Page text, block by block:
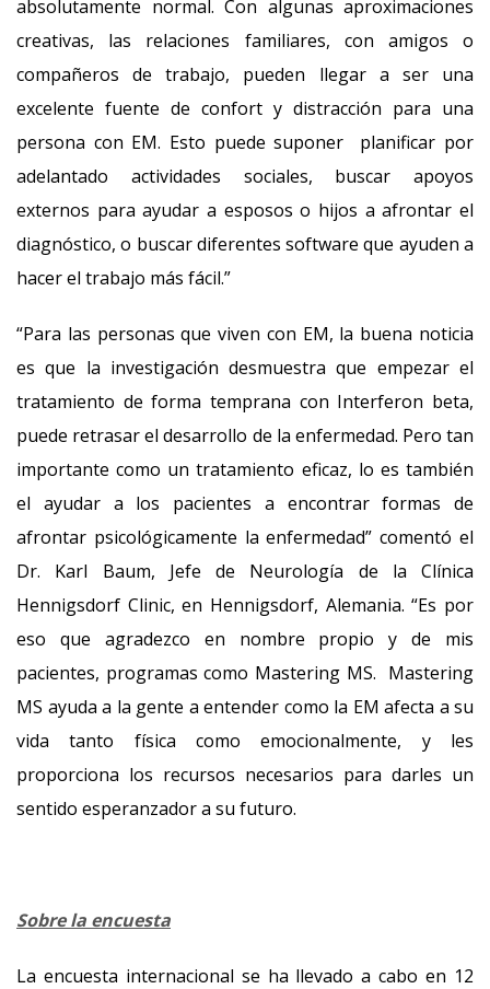
absolutamente normal. Con algunas aproximaciones
creativas, las relaciones familiares, con amigos o
compañeros de trabajo, pueden llegar a ser una
excelente fuente de confort y distracción para una
persona con EM. Esto puede suponer planificar por
adelantado actividades sociales, buscar apoyos
externos para ayudar a esposos o hijos a afrontar el
diagnóstico, o buscar diferentes software que ayuden a
hacer el trabajo más fácil.”
“Para las personas que viven con EM, la buena noticia
es que la investigación desmuestra que empezar el
tratamiento de forma temprana con Interferon beta,
puede retrasar el desarrollo de la enfermedad. Pero tan
importante como un tratamiento eficaz, lo es también
el ayudar a los pacientes a encontrar formas de
afrontar psicológicamente la enfermedad” comentó el
Dr. Karl Baum, Jefe de Neurología de la Clínica
Hennigsdorf Clinic, en Hennigsdorf, Alemania. “Es por
eso que agradezco en nombre propio y de mis
pacientes, programas como Mastering MS. Mastering
MS ayuda a la gente a entender como la EM afecta a su
vida tanto física como emocionalmente, y les
proporciona los recursos necesarios para darles un
sentido esperanzador a su futuro.
Sobre la encuesta
La encuesta internacional se ha llevado a cabo en 12